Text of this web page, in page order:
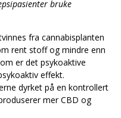
bruke
fra cannabisplanten
rent stoff og mindre enn
er det psykoaktive
effekt.
dyrket på en kontrollert
mer CBD og